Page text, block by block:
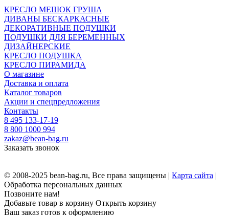
КРЕСЛО МЕШОК ГРУША
ДИВАНЫ БЕСКАРКАСНЫЕ
ДЕКОРАТИВНЫЕ ПОДУШКИ
ПОДУШКИ ДЛЯ БЕРЕМЕННЫХ
ДИЗАЙНЕРСКИЕ
КРЕСЛО ПОДУШКА
КРЕСЛО ПИРАМИДА
О магазине
Доставка и оплата
Каталог товаров
Акции и спецпредложения
Контакты
8 495 133-17-19
8 800 1000 994
zakaz@bean-bag.ru
Заказать звонок
© 2008-2025 bean-bag.ru, Все права защищены | Карта сайта |
Обработка персональных данных
Позвоните нам!
Добавьте товар в корзину Открыть корзину
Ваш заказ готов к оформлению